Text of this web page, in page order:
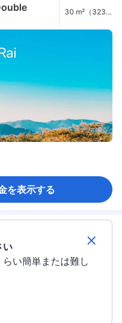
30 m²（323
を表示する
い
い簡単または難し